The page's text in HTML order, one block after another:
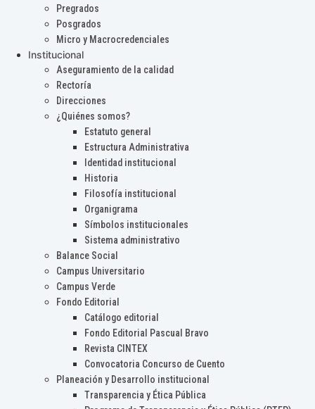
Pregrados
Posgrados
Micro y Macrocredenciales
Institucional
Aseguramiento de la calidad
Rectoría
Direcciones
¿Quiénes somos?
Estatuto general
Estructura Administrativa
Identidad institucional
Historia
Filosofía institucional
Organigrama
Símbolos institucionales
Sistema administrativo
Balance Social
Campus Universitario
Campus Verde
Fondo Editorial
Catálogo editorial
Fondo Editorial Pascual Bravo
Revista CINTEX
Convocatoria Concurso de Cuento
Planeación y Desarrollo institucional
Transparencia y Ética Pública